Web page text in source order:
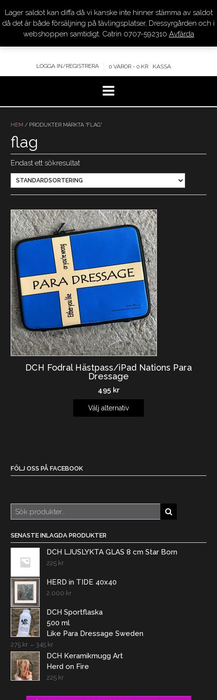
innehåll
DRESSYR.COM
KVALITET – KOMPETENS – SERVICE
LOGGA IN/REGISTRERA 0 VAROR - 0 KR KASSA
HEM / PRODUKTER MÄRKTA ”FLAG”
flag
Endast ett sökresultat
DCH Fodral Hästpass/iPad Nations Para
Dressage
495 kr
Välj alternativ
FÖLJ OSS PÅ FACEBOOK
Sök
efter:
SENASTE INLAGDA PRODUKTER
DCH LJUSLYKTA GLAS 8 cm Star Born
225 kr
HERD in TIDE 40x40
2.000 kr
DCH Sportflaska
500 ml
Like Para Dressage Sweden
275 kr – 345 kr
DCH Keramikmugg Art
Herd on Fire
225 kr
Lager saldot kan diffa då vi kanske inte hinner stämma av saldot
då det är både försäljning på tävlingsplatser, Dressyrgården och i
webshoppen samtidigt. Catrin 0707-592310 Avfärda